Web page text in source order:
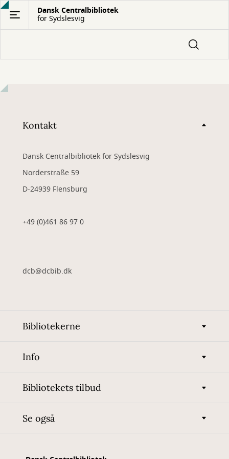
Gå
hovedindhold
Dansk Centralbibliotek
for Sydslesvig
Kontakt
Dansk Centralbibliotek for Sydslesvig
Norderstraße 59
D-24939 Flensburg
+49 (0)461 86 97 0
dcb@dcbib.dk
Bibliotekerne
Info
Bibliotekets tilbud
Se også